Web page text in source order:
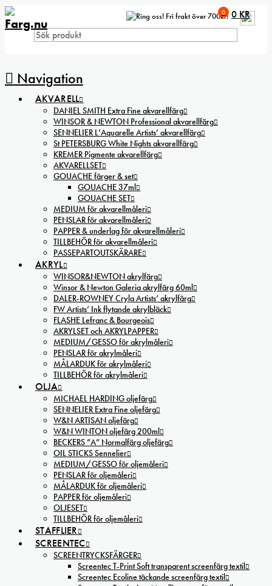
Fri frakt över 700kr!
Navigation
0 0 KR
AKVARELL
DANIEL SMITH Extra Fine akvarellfärg
WINSOR & NEWTON Professional akvarellfärg
SENNELIER L’Aquarelle Artists’ akvarellfärg
St PETERSBURG White Nights akvarellfärg
KREMER Pigmente akvarellfärg
AKVARELLSET
GOUACHE färger & set
GOUACHE 37ml
GOUACHE SET
MEDIUM för akvarellmåleri
PENSLAR för akvarellmåleri
PAPPER & underlag för akvarellmåleri
TILLBEHÖR för akvarellmåleri
PASSEPARTOUTSKÄRARE
AKRYL
WINSOR&NEWTON akrylfärg
Winsor & Newton Galeria akrylfärg 60ml
DALER-ROWNEY Cryla Artists’ akrylfärg
FW Artists’ Ink flytande akrylbläck
FLASHE Lefranc & Bourgeois
AKRYLSET och AKRYLPAPPER
MEDIUM/GESSO för akrylmåleri
PENSLAR för akrylmåleri
MÅLARDUK för akrylmåleri
TILLBEHÖR för akrylmåleri
OLJA
MICHAEL HARDING oljefärg
SENNELIER Extra Fine oljefärg
W&N ARTISAN oljefärg
W&N WINTON oljefärg 200ml
BECKERS ”A” Normalfärg oljefärg
OIL STICKS Sennelier
MEDIUM/GESSO för oljemåleri
PENSLAR för oljemåleri
MÅLARDUK för oljemåleri
PAPPER för oljemåleri
OLJESET
TILLBEHÖR för oljemåleri
STAFFLIER
SCREENTEC
SCREENTRYCKSFÄRGER
Screentec T-Print Soft transparent screenfärg textil
Screentec Ecoline täckande screenfärg textil